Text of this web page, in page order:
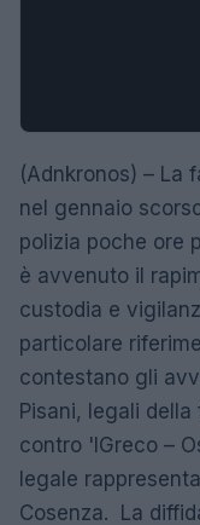
(Adnkronos) – La
nel gennaio
polizia poche ore
è avvenuto il
custodia e
particolare
contestano gli
Pisani, legali
contro 'IGreco –
legale
Cosenza. La